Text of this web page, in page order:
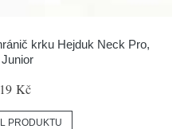
krku Hejduk Neck Pro,
Junior
Kč
PRODUKTU